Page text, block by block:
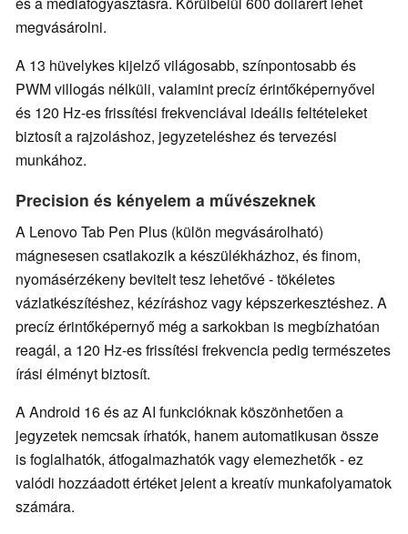
megvásárolni.
A 13 hüvelykes kijelző világosabb, színpontosabb és
PWM villogás nélküli, valamint precíz érintőképernyővel
és 120 Hz-es frissítési frekvenciával ideális feltételeket
biztosít a rajzoláshoz, jegyzeteléshez és tervezési
munkához.
Precision és kényelem a művészeknek
A Lenovo Tab Pen Plus (külön megvásárolható)
mágnesesen csatlakozik a készülékházhoz, és finom,
nyomásérzékeny bevitelt tesz lehetővé - tökéletes
vázlatkészítéshez, kézíráshoz vagy képszerkesztéshez. A
precíz érintőképernyő még a sarkokban is megbízhatóan
reagál, a 120 Hz-es frissítési frekvencia pedig természetes
írási élményt biztosít.
A Android 16 és az AI funkcióknak köszönhetően a
jegyzetek nemcsak írhatók, hanem automatikusan össze
is foglalhatók, átfogalmazhatók vagy elemezhetők - ez
valódi hozzáadott értéket jelent a kreatív munkafolyamatok
számára.